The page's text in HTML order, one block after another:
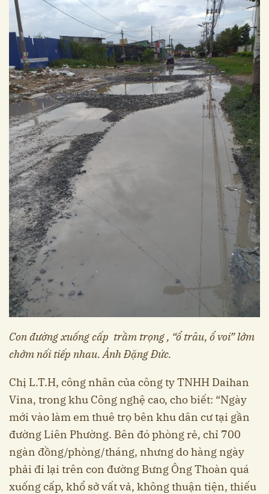
Con đường xuống cấp trầm trọng , “ổ trâu, ổ voi” lởm
chởm nối tiếp nhau. Ảnh Đặng Đức.
Chị L.T.H, công nhân của công ty TNHH Daihan
Vina, trong khu Công nghệ cao, cho biết: “Ngày
mới vào làm em thuê trọ bên khu dân cư tại gần
đường Liên Phường. Bên đó phòng rẻ, chỉ 700
ngàn đồng/phòng/tháng, nhưng do hàng ngày
phải đi lại trên con đường Bưng Ông Thoàn quá
xuống cấp, khổ sở vất vả, không thuận tiện, thiếu